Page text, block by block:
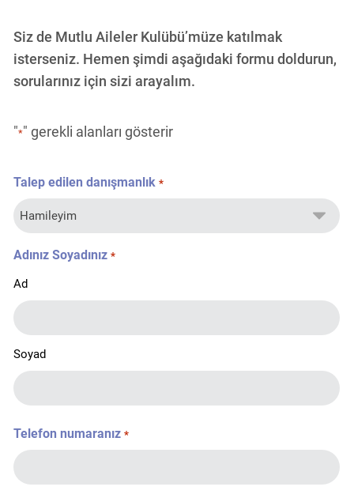
Siz de Mutlu Aileler Kulübü’müze katılmak
isterseniz. Hemen şimdi aşağıdaki formu doldurun,
sorularınız için sizi arayalım.
"*" gerekli alanları gösterir
Talep edilen danışmanlık *
Adınız Soyadınız *
Ad
Soyad
Telefon numaranız *